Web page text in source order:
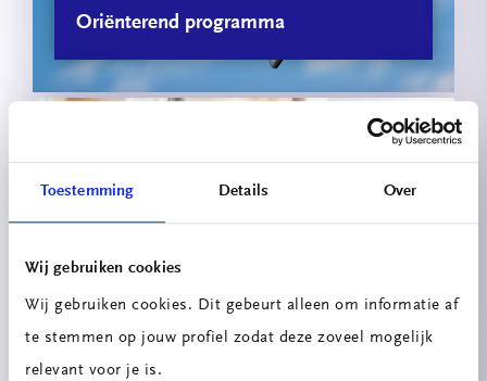
Toestemming Details Over
Wij gebruiken cookies
Wij gebruiken cookies. Dit gebeurt alleen om informatie af
te stemmen op jouw profiel zodat deze zoveel mogelijk
relevant voor je is.
Oriënterend programma
Verdiepend programma